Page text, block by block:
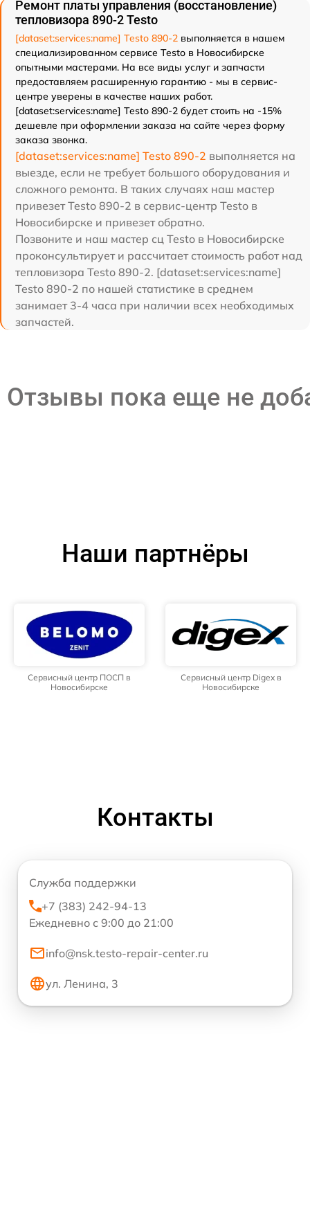
Ремонт платы управления (восстановление)
тепловизора 890-2 Testo
[dataset:services:name] Testo 890-2 выполняется в нашем
специализированном сервисе Testo в Новосибирске
опытными мастерами. На все виды услуг и запчасти
предоставляем расширенную гарантию - мы в сервис-
центре уверены в качестве наших работ.
[dataset:services:name] Testo 890-2 будет стоить на -15%
дешевле при оформлении заказа на сайте через форму
заказа звонка.
[dataset:services:name] Testo 890-2 выполняется на
выезде, если не требует большого оборудования и
сложного ремонта. В таких случаях наш мастер
привезет Testo 890-2 в сервис-центр Testo в
Новосибирске и привезет обратно.
Позвоните и наш мастер сц Testo в Новосибирске
проконсультирует и рассчитает стоимость работ над
тепловизора Testo 890-2. [dataset:services:name]
Testo 890-2 по нашей статистике в среднем
занимает 3-4 часа при наличии всех необходимых
запчастей.
Отзывы пока еще не
Наши партнёры
Сервисный центр ПОСП в
Новосибирске
Сервисный центр Digex в
Новосибирске
Контакты
Служба поддержки
+7 (383) 242-94-13
Ежедневно с 9:00 до 21:00
info@nsk.testo-repair-center.ru
ул. Ленина, 3